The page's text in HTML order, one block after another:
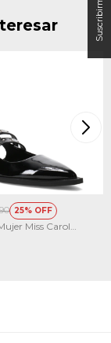
25
Miss Carol